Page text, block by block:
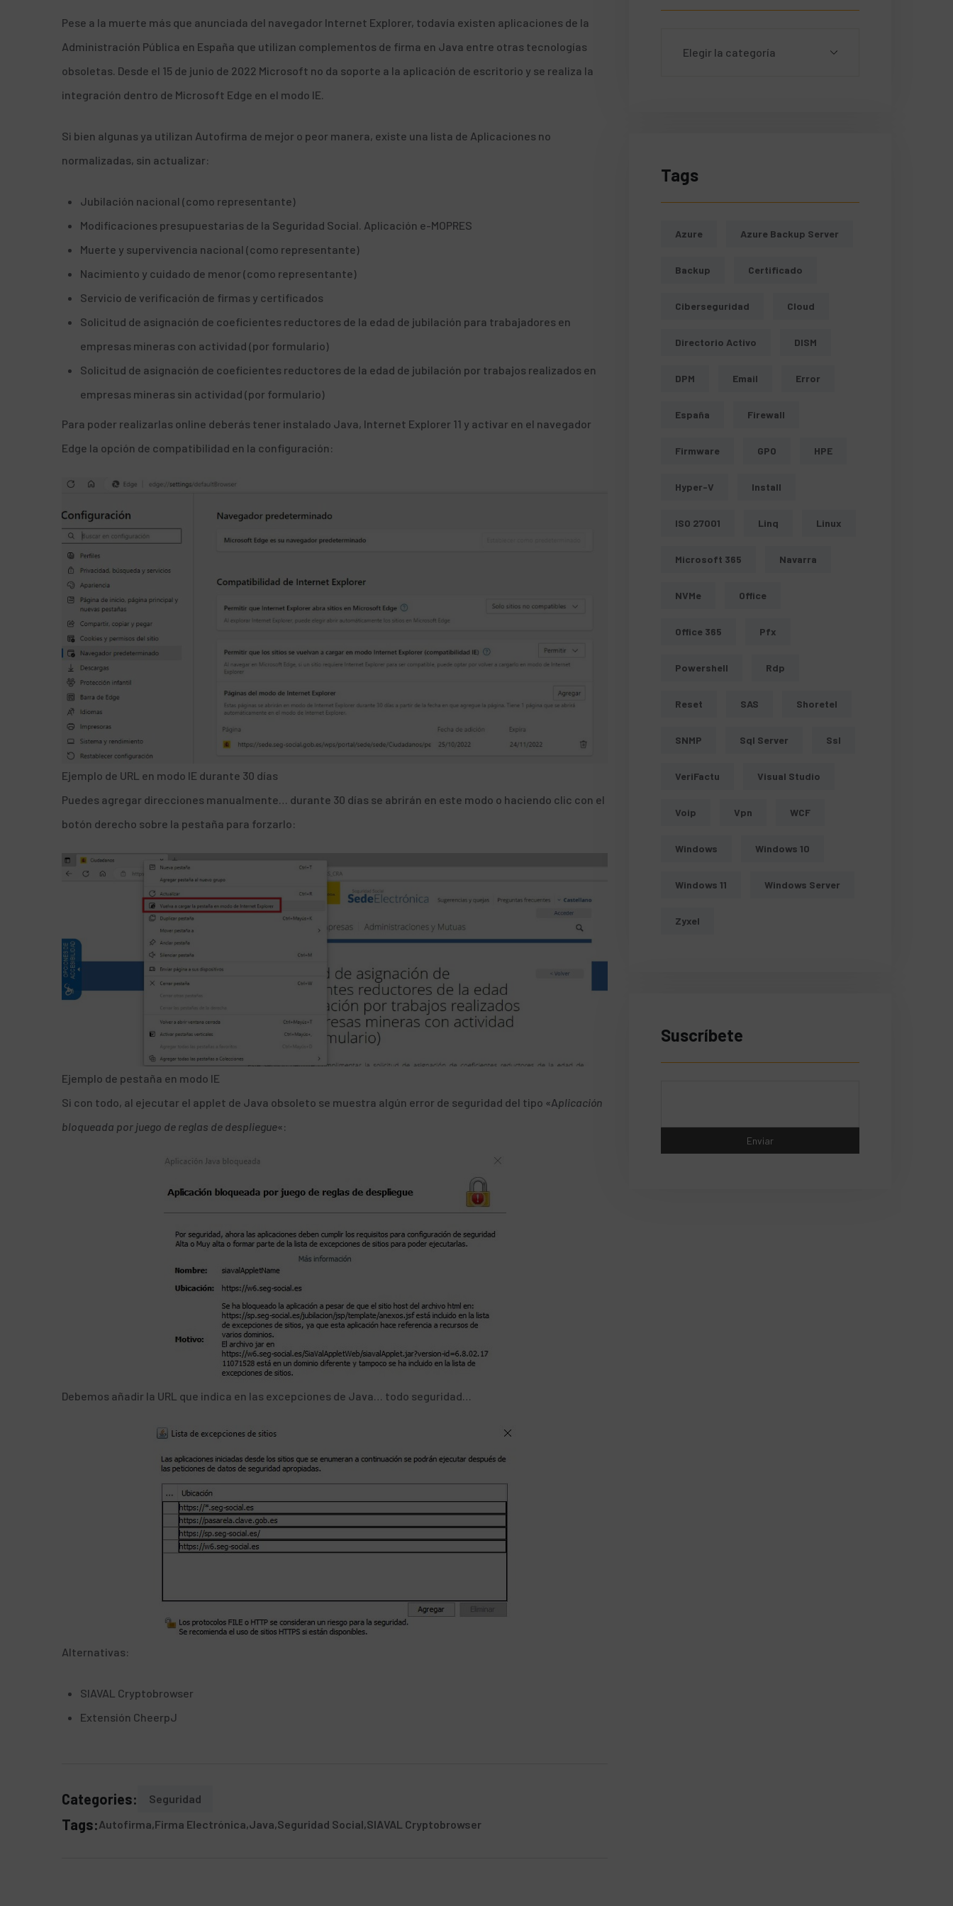
Pese a la muerte más que anunciada del navegador Internet Explorer, todavía existen aplicaciones de la
Administración Pública en España que utilizan complementos de firma en Java entre otras tecnologías
obsoletas. Desde el 15 de junio de 2022 Microsoft no da soporte a la aplicación de escritorio y se realiza la
integración dentro de Microsoft Edge en el modo IE.
Si bien algunas ya utilizan Autofirma de mejor o peor manera, existe una lista de Aplicaciones no
normalizadas, sin actualizar:
Jubilación nacional (como representante)
Modificaciones presupuestarias de la Seguridad Social. Aplicación e-MOPRES
Muerte y supervivencia nacional (como representante)
Nacimiento y cuidado de menor (como representante)
Servicio de verificación de firmas y certificados
Solicitud de asignación de coeficientes reductores de la edad de jubilación para trabajadores en
empresas mineras con actividad (por formulario)
Solicitud de asignación de coeficientes reductores de la edad de jubilación por trabajos realizados en
empresas mineras sin actividad (por formulario)
Para poder realizarlas online deberás tener instalado Java, Internet Explorer 11 y activar en el navegador
Edge la opción de compatibilidad en la configuración:
Ejemplo de URL en modo IE durante 30 días
Puedes agregar direcciones manualmente… durante 30 días se abrirán en este modo o haciendo clic con el
botón derecho sobre la pestaña para forzarlo:
Ejemplo de pestaña en modo IE
Si con todo, al ejecutar el applet de Java obsoleto se muestra algún error de seguridad del tipo «Aplicación
bloqueada por juego de reglas de despliegue«:
Debemos añadir la URL que indica en las excepciones de Java… todo seguridad…
Alternativas:
SIAVAL Cryptobrowser
Extensión CheerpJ
Categories: Seguridad
Tags:Autofirma Firma Electrónica Java Seguridad Social SIAVAL Cryptobrowser
Tags
Azure Azure Backup Server
Backup Certificado
Ciberseguridad Cloud
Directorio Activo DISM
DPM Email Error
España Firewall
Firmware GPO HPE
Hyper-V Install
ISO 27001 Linq Linux
Microsoft 365 Navarra
NVMe Office
Office 365 Pfx
Powershell Rdp
Reset SAS Shoretel
SNMP Sql Server Ssl
VeriFactu Visual Studio
Voip Vpn WCF
Windows Windows 10
Windows 11 Windows Server
Zyxel
Suscríbete